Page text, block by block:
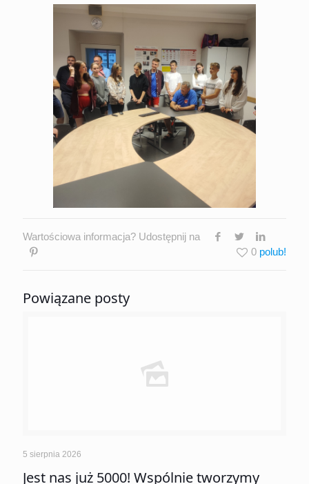
Wartościowa informacja? Udostępnij na
0
Powiązane posty
5 sierpnia 2026
Jest nas już 5000! Wspólnie tworzymy